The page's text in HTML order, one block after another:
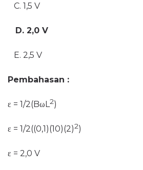
C. 1,5 V
D. 2,0 V
E. 2,5 V
Pembahasan :
ε = 1/2(BωL 2)
ε = 1/2((0,1)(10)(2)2)
ε = 2,0 V